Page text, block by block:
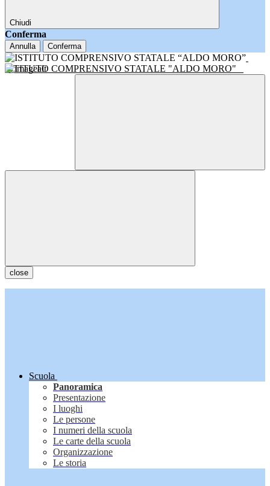
Chiudi
Conferma
Annulla Conferma
ISTITUTO COMPRENSIVO STATALE "ALDO MORO"
close
Scuola
Panoramica
Presentazione
I luoghi
Le persone
I numeri della scuola
Le carte della scuola
Organizzazione
Le storia